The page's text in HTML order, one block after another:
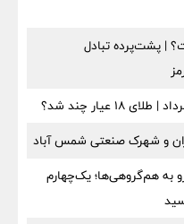
| پشت‌پرده تبادل
و شهرک صنعتی شمس آباد
دارو به هم‌گروهی‌ها؛ یک‌چهارم